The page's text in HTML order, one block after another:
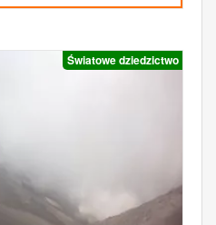
Światowe dziedzictwo